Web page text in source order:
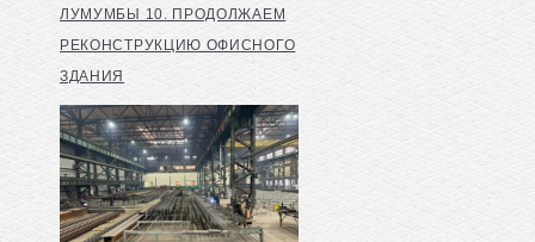
ЛУМУМБЫ 10. ПРОДОЛЖАЕМ
РЕКОНСТРУКЦИЮ ОФИСНОГО
ЗДАНИЯ